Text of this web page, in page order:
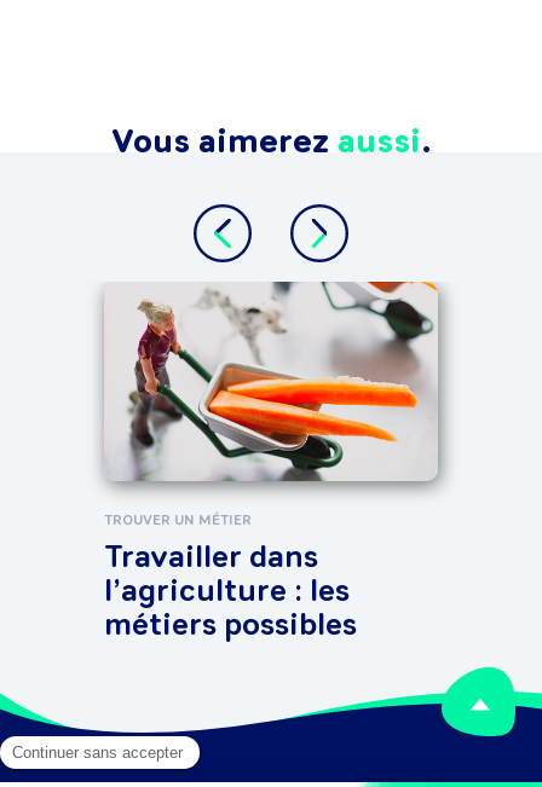
Vous aimerez aussi.
TROUVER UN MÉTIER
Travailler dans
l’agriculture : les
métiers possibles